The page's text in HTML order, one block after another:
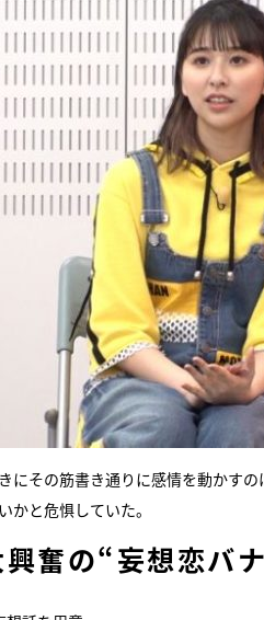
にその筋書き通りに感情を動かす
と危惧していた。
奮の“妄想恋バ